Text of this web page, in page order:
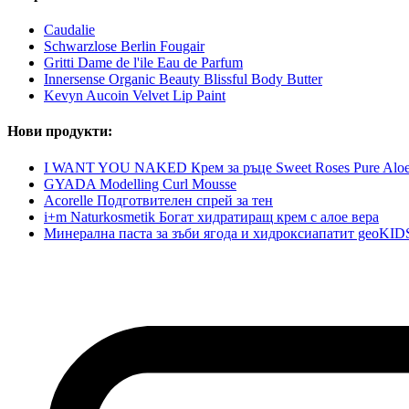
Caudalie
Schwarzlose Berlin Fougair
Gritti Dame de l'ile Eau de Parfum
Innersense Organic Beauty Blissful Body Butter
Kevyn Aucoin Velvet Lip Paint
Нови продукти:
I WANT YOU NAKED Крем за ръце Sweet Roses Pure
GYADA Modelling Curl Mousse
Acorelle Подготвителен спрей за тен
i+m Naturkosmetik Богат хидратиращ крем с алое вера
Минерална паста за зъби ягода и хидроксиапатит